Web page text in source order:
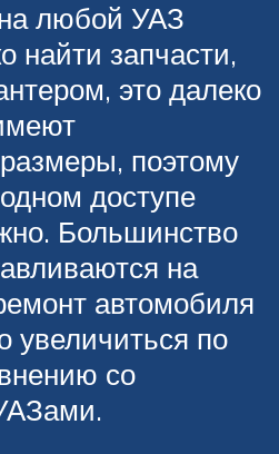
любой УАЗ
найти запчасти,
это далеко
поэтому
доступе
Большинство
на
автомобиля
увеличиться по
со